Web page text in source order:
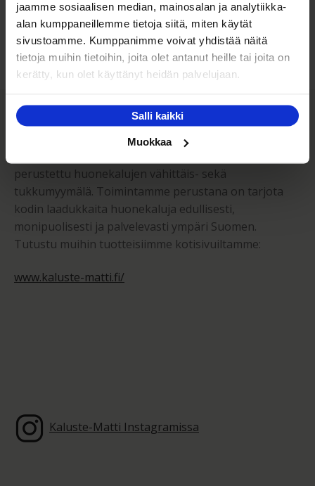
jaamme sosiaalisen median, mainosalan ja analytiikka-
alan kumppaneillemme tietoja siitä, miten käytät
sivustoamme. Kumppanimme voivat yhdistää näitä
tietoja muihin tietoihin, joita olet antanut heille tai joita on
kerätty, kun olet käyttänyt heidän palvelujaan.
Salli kaikki
Muokkaa
Kuljetuksen hinta Suomessa alk. 59€!
Kaluste-Matti Oy
perustettu huonekalujen vähittäis- sekä
tukkumyymälä. Toimintamme perustana on tarjota
kodin laadukkaita huonekaluja edullisesti,
monipuolisesti ja palvelevasti ympäri Suomen.
Tutustu muihin tuotteisiimme kotisivuiltamme:
www.kaluste-matti.fi/
Kaluste-Matti Instagramissa